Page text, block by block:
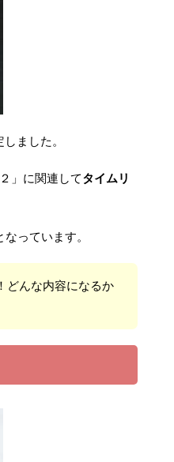
ました。
」に関連してタイムリ
っています。
どんな内容になるか